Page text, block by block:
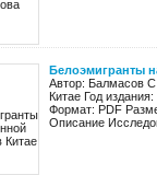
Белоэмигранты
Автор: Балмасов
Китае Год
Формат: PDF
Описание